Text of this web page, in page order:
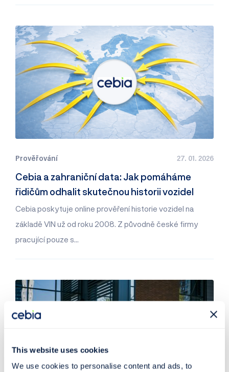
This website uses cookies
We use cookies to personalise content and ads, to
Prověřování 27. 01. 2026
Cebia a zahraniční data: Jak pomáháme
řidičům odhalit skutečnou historii vozidel
Cebia poskytuje online prověření historie vozidel na
základě VIN už od roku 2008. Z původně české firmy
pracující pouze s…